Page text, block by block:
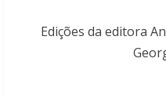
Edições da editora